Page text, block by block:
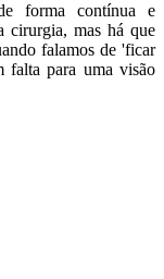
forma contínua e
cirurgia, mas há que
falamos de 'ficar
falta para uma visão